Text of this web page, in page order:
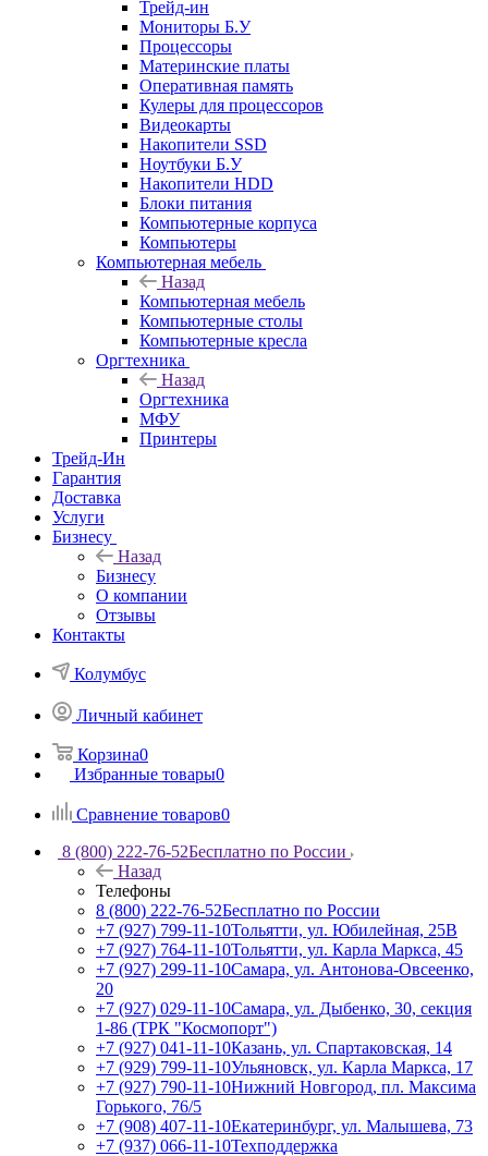
Трейд-ин
Мониторы Б.У
Процессоры
Материнские платы
Оперативная память
Кулеры для процессоров
Видеокарты
Накопители SSD
Ноутбуки Б.У
Накопители HDD
Блоки питания
Компьютерные корпуса
Компьютеры
Компьютерная мебель
Назад
Компьютерная мебель
Компьютерные столы
Компьютерные кресла
Оргтехника
Назад
Оргтехника
МФУ
Принтеры
Трейд-Ин
Гарантия
Доставка
Услуги
Бизнесу
Назад
Бизнесу
О компании
Отзывы
Контакты
Колумбус
Личный кабинет
Корзина0
Избранные товары0
Сравнение товаров0
8 (800) 222-76-52Бесплатно по России
Назад
Телефоны
8 (800) 222-76-52Бесплатно по России
+7 (927) 799-11-10Тольятти, ул. Юбилейная, 25В
+7 (927) 764-11-10Тольятти, ул. Карла Маркса, 45
+7 (927) 299-11-10Самара, ул. Антонова-Овсеенко,
20
+7 (927) 029-11-10Самара, ул. Дыбенко, 30, секция
1-86 (ТРК "Космопорт")
+7 (927) 041-11-10Казань, ул. Спартаковская, 14
+7 (929) 799-11-10Ульяновск, ул. Карла Маркса, 17
+7 (927) 790-11-10Нижний Новгород, пл. Максима
Горького, 76/5
+7 (908) 407-11-10Екатеринбург, ул. Малышева, 73
+7 (937) 066-11-10Техподдержка